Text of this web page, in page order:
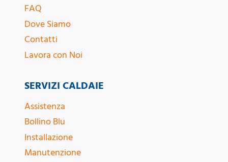
FAQ
Dove Siamo
Contatti
Lavora con Noi
SERVIZI CALDAIE
Assistenza
Bollino Blu
Installazione
Manutenzione